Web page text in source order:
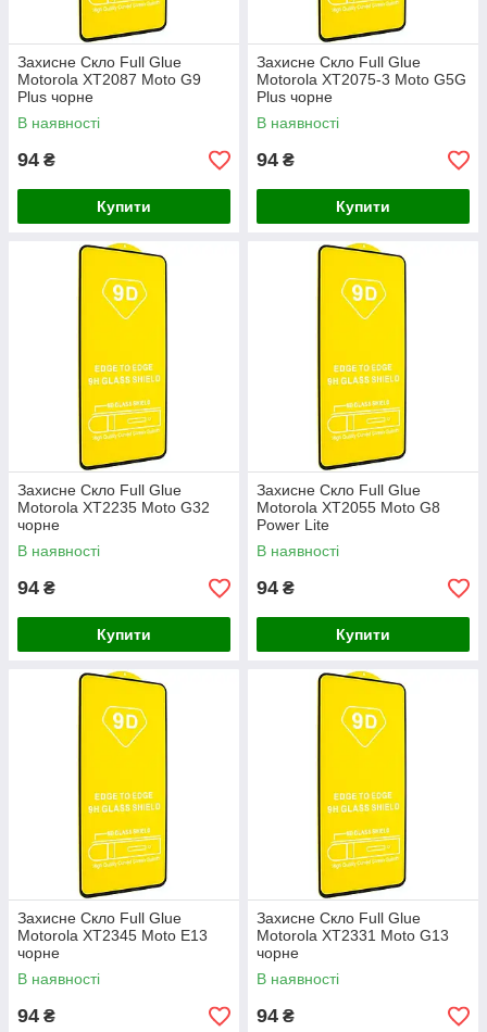
Захисне Скло Full Glue
Motorola XT2087 Moto G9
Plus чорне
В наявності
94 ₴
Купити
Захисне Скло Full Glue
Motorola XT2075-3 Moto G5G
Plus чорне
В наявності
94 ₴
Купити
Захисне Скло Full Glue
Motorola XT2235 Moto G32
чорне
В наявності
94 ₴
Купити
Захисне Скло Full Glue
Motorola XT2055 Moto G8
Power Lite
В наявності
94 ₴
Купити
Захисне Скло Full Glue
Motorola XT2345 Moto E13
чорне
В наявності
94 ₴
Захисне Скло Full Glue
Motorola XT2331 Moto G13
чорне
В наявності
94 ₴